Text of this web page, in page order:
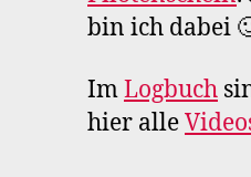
bin ich dabei
ImLogbuch
hier alle